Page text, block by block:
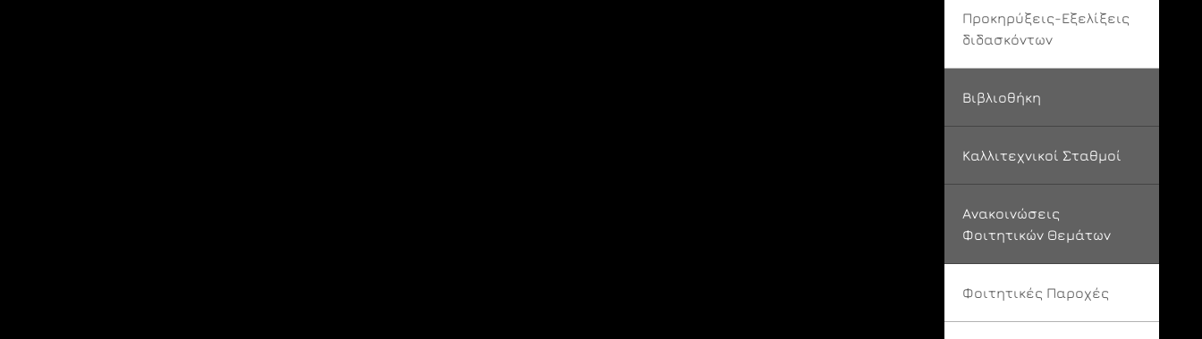
Προκηρύξεις-Εξελίξεις
διδασκόντων
Βιβλιοθήκη
Καλλιτεχνικοί Σταθμοί
Ανακοινώσεις
Φοιτητικών Θεμάτων
Φοιτητικές Παροχές